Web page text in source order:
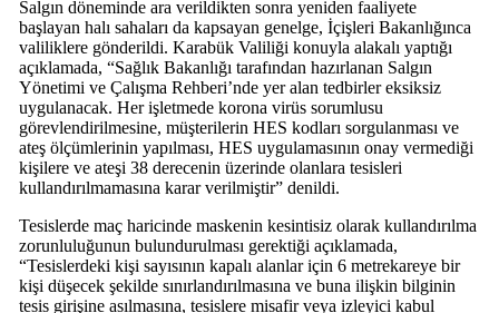
Salgın döneminde ara verildikten sonra yeniden faaliyete
başlayan halı sahaları da kapsayan genelge, İçişleri Bakanlığınca
valiliklere gönderildi. Karabük Valiliği konuyla alakalı yaptığı
açıklamada, “Sağlık Bakanlığı tarafından hazırlanan Salgın
Yönetimi ve Çalışma Rehberi’nde yer alan tedbirler eksiksiz
uygulanacak. Her işletmede korona virüs sorumlusu
görevlendirilmesine, müşterilerin HES kodları sorgulanması ve
ateş ölçümlerinin yapılması, HES uygulamasının onay vermediği
kişilere ve ateşi 38 derecenin üzerinde olanlara tesisleri
kullandırılmamasına karar verilmiştir” denildi.
Tesislerde maç haricinde maskenin kesintisiz olarak kullandırılma
zorunluluğunun bulundurulması gerektiği açıklamada,
“Tesislerdeki kişi sayısının kapalı alanlar için 6 metrekareye bir
kişi düşecek şekilde sınırlandırılmasına ve buna ilişkin bilginin
tesis girişine asılmasına, tesislere misafir veya izleyici kabul